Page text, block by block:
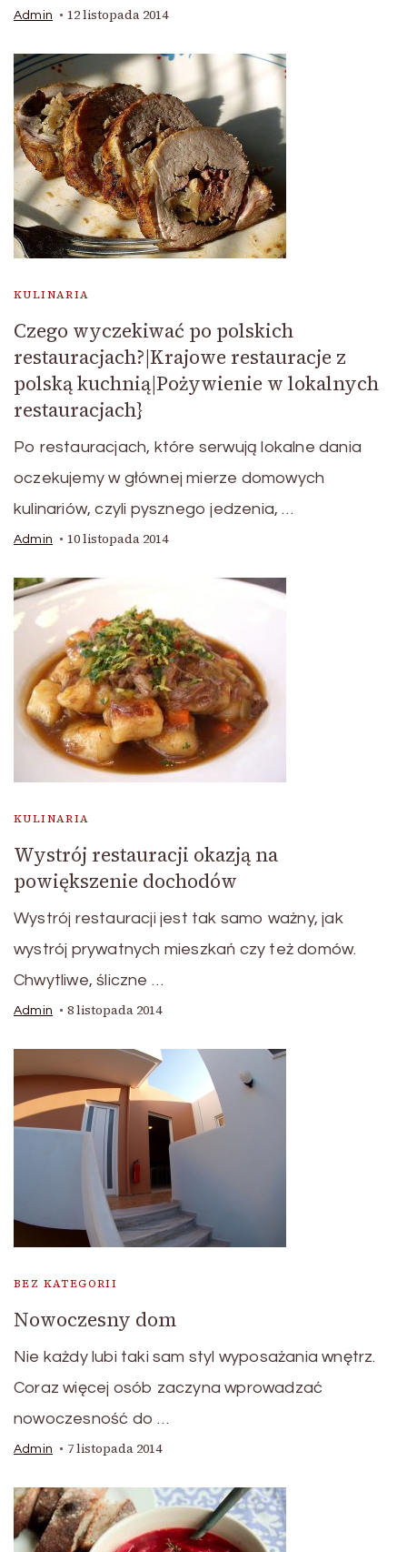
Admin 12 listopada 2014
KULINARIA
Czego wyczekiwać po polskich
restauracjach?|Krajowe restauracje z
polską kuchnią|Pożywienie w lokalnych
restauracjach}
Po restauracjach, które serwują lokalne dania
oczekujemy w głównej mierze domowych
kulinariów, czyli pysznego jedzenia, …
Admin 10 listopada 2014
KULINARIA
Wystrój restauracji okazją na
powiększenie dochodów
Wystrój restauracji jest tak samo ważny, jak
wystrój prywatnych mieszkań czy też domów.
Chwytliwe, śliczne …
Admin 8 listopada 2014
BEZ KATEGORII
Nowoczesny dom
Nie każdy lubi taki sam styl wyposażania wnętrz.
Coraz więcej osób zaczyna wprowadzać
nowoczesność do …
Admin 7 listopada 2014